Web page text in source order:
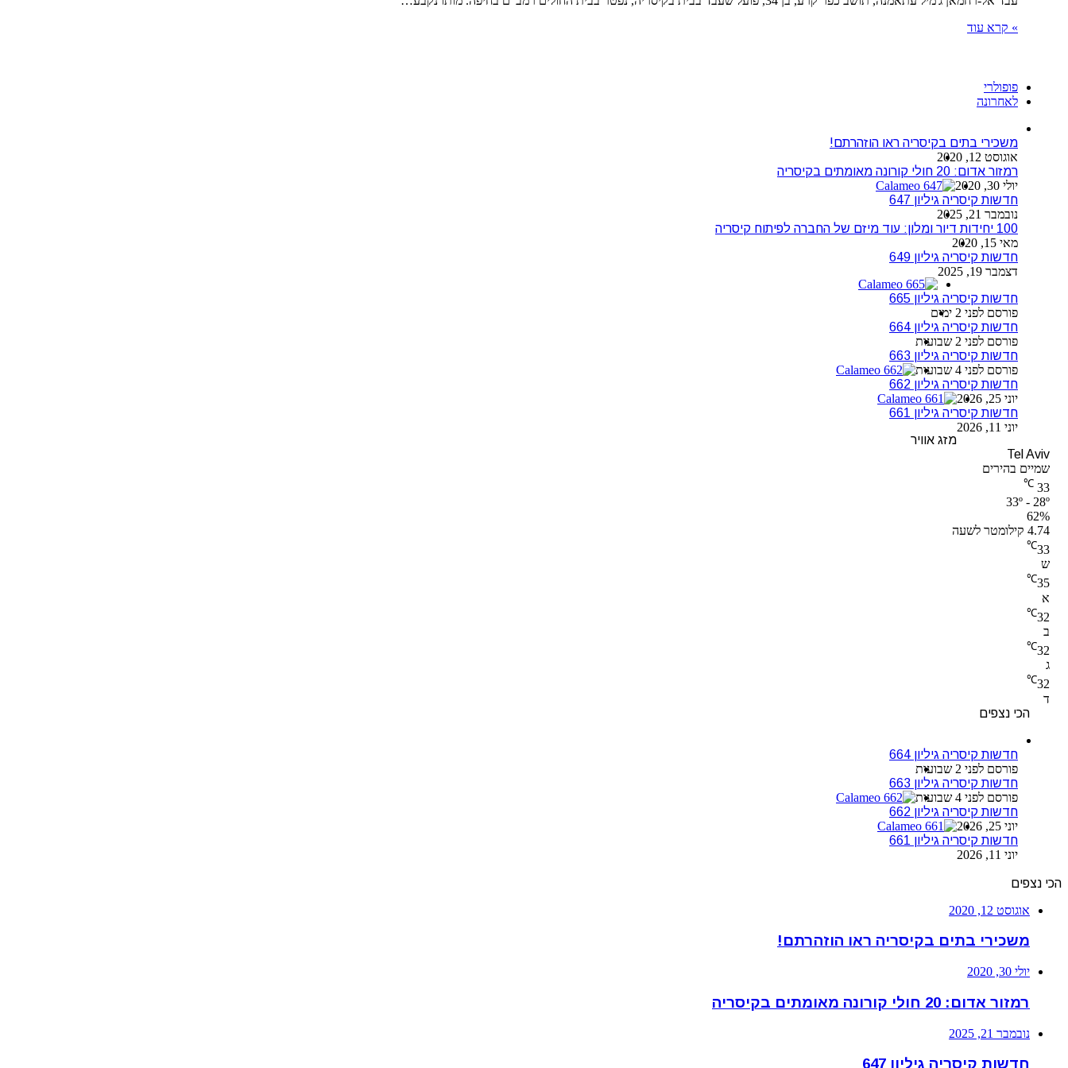
» קרא עוד
פופולרי
לאחרונה
משכירי בתים בקיסריה ראו הוזהרתם!
אוגוסט 12, 2020
רמזור אדום: 20 חולי קורונה מאומתים בקיסריה
יולי 30, 2020
חדשות קיסריה גיליון 647
נובמבר 21, 2025
100 יחידות דיור ומלון: עוד מיזם של החברה לפיתוח קיסריה
מאי 15, 2020
חדשות קיסריה גיליון 649
דצמבר 19, 2025
חדשות קיסריה גיליון 665
פורסם לפני 2 ימים
חדשות קיסריה גיליון 664
פורסם לפני 2 שבועות
חדשות קיסריה גיליון 663
פורסם לפני 4 שבועות
חדשות קיסריה גיליון 662
יוני 25, 2026
חדשות קיסריה גיליון 661
יוני 11, 2026
מזג אוויר
Tel Aviv
שמיים בהירים
33
℃
33º - 28º
62%
4.74 קילומטר לשעה
33
℃
ש
35
℃
א
32
℃
ב
32
℃
ג
32
℃
ד
הכי נצפים
חדשות קיסריה גיליון 664
פורסם לפני 2 שבועות
חדשות קיסריה גיליון 663
פורסם לפני 4 שבועות
חדשות קיסריה גיליון 662
יוני 25, 2026
חדשות קיסריה גיליון 661
יוני 11, 2026
הכי נצפים
אוגוסט 12, 2020
משכירי בתים בקיסריה ראו הוזהרתם!
יולי 30, 2020
רמזור אדום: 20 חולי קורונה מאומתים בקיסריה
נובמבר 21, 2025
חדשות קיסריה גיליון 647